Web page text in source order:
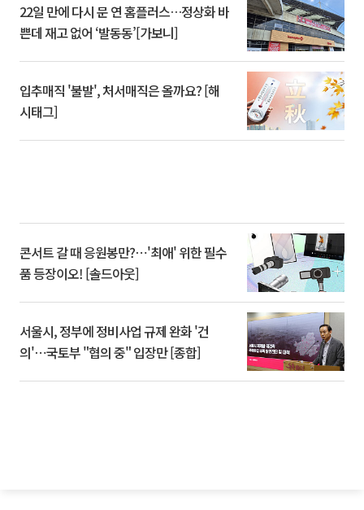
22일 만에 다시 문 연 홈플러스…정상화 바
쁜데 재고 없어 ‘발동동’[가보니]
입추매직 '불발', 처서매직은 올까요? [해
시태그]
콘서트 갈 때 응원봉만?⋯'최애' 위한 필수
품 등장이오! [솔드아웃]
서울시, 정부에 정비사업 규제 완화 '건
의'⋯국토부 "협의 중" 입장만 [종합]